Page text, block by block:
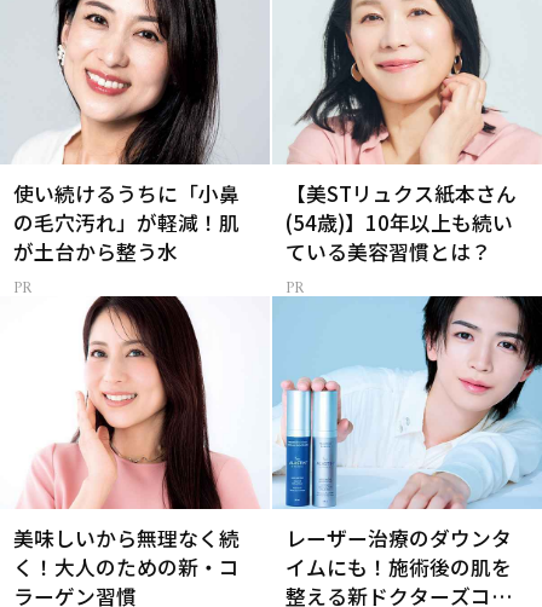
使い続けるうちに「小鼻
の毛穴汚れ」が軽減！肌
が土台から整う水
【美STリュクス紙本さん
(54歳)】10年以上も続い
ている美容習慣とは？
美味しいから無理なく続
く！大人のための新・コ
ラーゲン習慣
レーザー治療のダウンタ
イムにも！施術後の肌を
整える新ドクターズコス